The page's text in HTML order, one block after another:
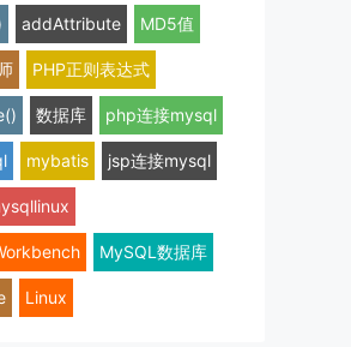
addAttribute MD5值
PHP正则表达式
数据库 php连接mysql
mybatis jsp连接mysql
MySQL数据库
Linux